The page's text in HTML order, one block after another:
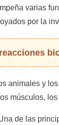
varias
por la
animales y
músculos,
de las